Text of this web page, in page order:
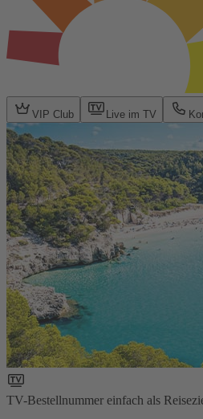
VIP Club Live im TV
TV-Bestellnummer einfach als